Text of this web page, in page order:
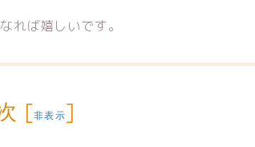
れば嬉しいです。
[非表示]